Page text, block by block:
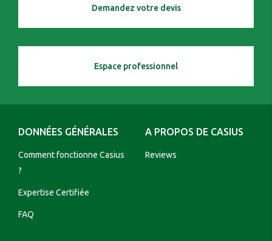
Demandez votre devis
Espace professionnel
DONNÉES GÉNÉRALES
Comment fonctionne Casius
?
Expertise Certifiée
FAQ
A PROPOS DE CASIUS
Reviews